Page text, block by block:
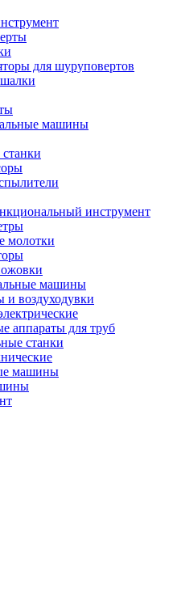
для шуруповертов
машины
инструмент
молотки
машины
и воздуходувки
аппараты для труб
станки
машины